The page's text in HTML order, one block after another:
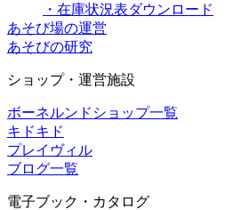
・在庫状況表ダウンロード
あそび場の運営
あそびの研究
ショップ・運営施設
ボーネルンドショップ一覧
キドキド
プレイヴィル
ブログ一覧
電子ブック・カタログ